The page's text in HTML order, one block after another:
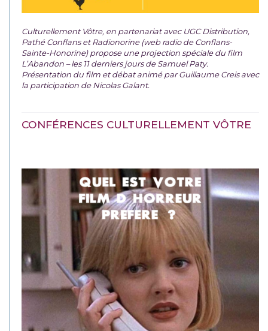
Culturellement Vôtre, en partenariat avec UGC Distribution,
Pathé Conflans et Radionorine (web radio de Conflans-
Sainte-Honorine) propose une projection spéciale du film
L’Abandon – les 11 derniers jours de Samuel Paty.
Présentation du film et débat animé par Guillaume Creis avec
la participation de Nicolas Galant.
CONFÉRENCES CULTURELLEMENT VÔTRE